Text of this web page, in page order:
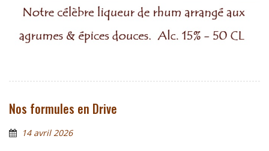
Nos formules en Drive
14 avril 2026